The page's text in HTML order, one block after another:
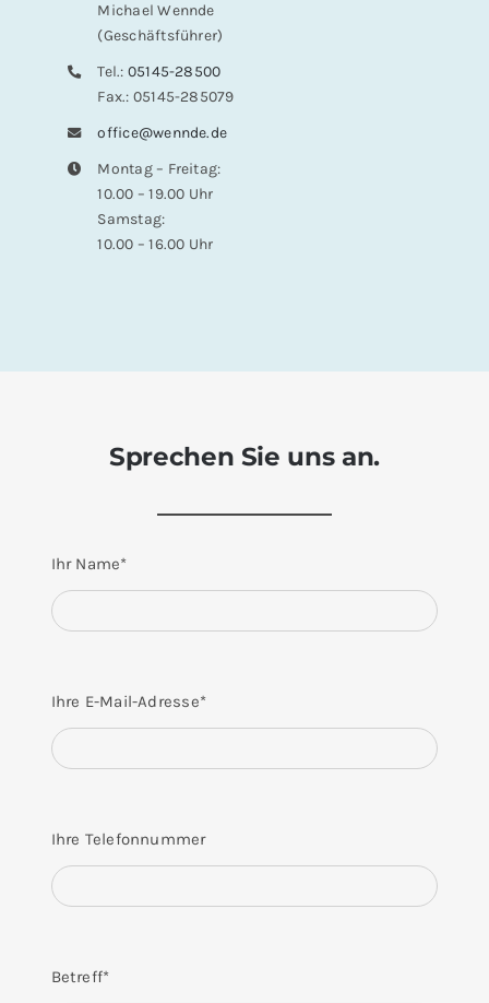
Michael Wennde
(Geschäftsführer)
Tel.: 05145-28500
Fax.: 05145-285079
office@wennde.de
Montag – Freitag:
10.00 – 19.00 Uhr
Samstag:
10.00 – 16.00 Uhr
Sprechen Sie uns an.
Ihr Name*
Ihre E-Mail-Adresse*
Ihre Telefonnummer
Betreff*